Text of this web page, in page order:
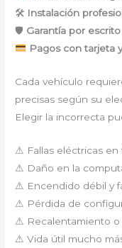
🛠 Instalación
🛡 Garantía por escrito
Pagos con tarjeta
Cada vehículo
precisas según su
Elegir la incorrecta
⚠ Fallas eléctricas en
⚠ Daño en la
⚠ Encendido débil y
⚠ Pérdida de
⚠ Recalentamiento o
⚠ Vida útil mucho